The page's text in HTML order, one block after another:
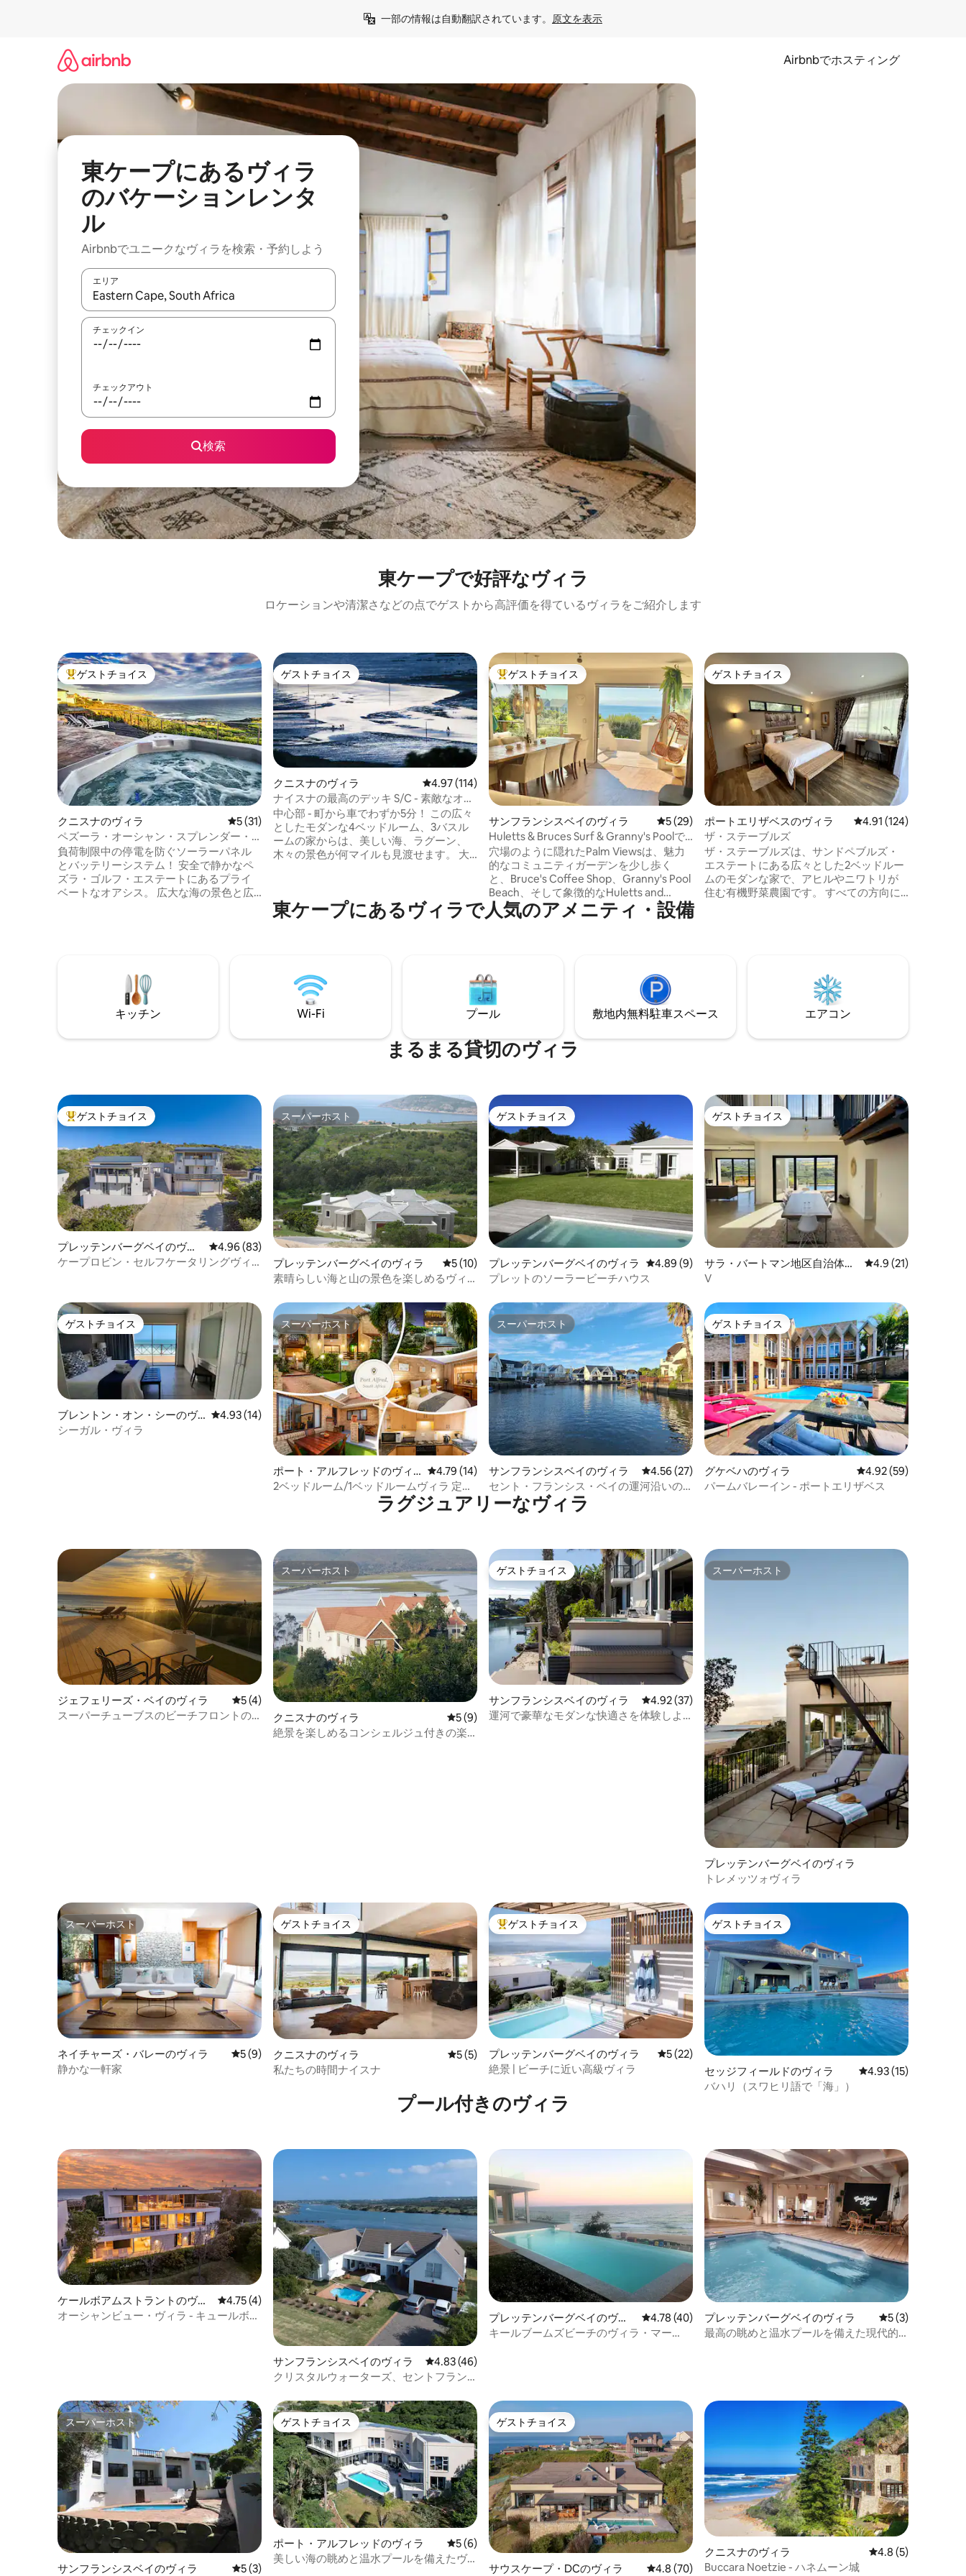
一部の情報は自動翻訳されています。 原文を表示
Airbnbでホスティング
東ケープにあるヴィラ
のバケーションレンタ
ル
Airbnbでユニークなヴィラを検索・予約しよう
エリア
検索結果が表示されたら、上下の矢印キーを使って移動するか、画面をタッチまたはスワイプして検索結果を確認することができます。
チェックイン
チェックアウト
検索
東ケープで好評なヴィラ
ロケーションや清潔さなどの点でゲストから高評価を得ているヴィラをご紹介します
大好評のゲストチョイスです。
ゲストチョイス
クニスナのヴィラ レビュー31件、5つ星中5つ星の平均評価
5 (31)
ペズーラ・オーシャン・スプレンダー・
ソーラー、オーシャンビューのラグジュ
アリーヴィラ
負荷制限中の停電を防ぐソーラーパネル
とバッテリーシステム！ 安全で静かなペ
ズラ・ゴルフ・エステートにあるプライ
ベートなオアシス。 広大な海の景色と広
き戸は、薪を燃やすブライ、屋外ダイニ
ング、ラウンジャーにつながり、下には
クジラやゴルファーを眺めることができ
ます。 日当たりの良いプライベートプー
ル、ラウンジチェア、ガスバーベキュー
グリルは、たまに強風が吹く日に最適で
ゲストチョイス
ゲストチョイス
クニスナのヴィラ レビュー114件、5つ星中4.97つ星の平均評価
4.97 (114)
ナイスナの最高のデッキ S/C - 素敵なオー
シャンビュー！
中心部 - 町から車でわずか5分！ この広々
としたモダンな4ベッドルーム、3バスル
ームの家からは、美しい海、ラグーン、
木々の景色が何マイルも見渡せます。 大
ツリーハウスにいるような気分になりま
す！豊かな鳥の生態：フィッシュイーグ
フコース、レジャーアイランド、ボラー
ドベイビーチ、有名なヘッズは5.5km先で
大好評のゲストチョイスです。
ゲストチョイス
サンフランシスベイのヴィラ レビュー29件、5つ星中5つ星の平均評価
5 (29)
Huletts & Bruces Surf & Granny's Poolで
パームビューを楽しもう
穴場のように隠れたPalm Viewsは、魅力
的なコミュニティガーデンを少し歩く
と、Bruce's Coffee Shop、Granny's Pool
Beach、そして象徴的なHuletts and
Bruces Beautiesのサーフスポットに行け
ます。 この地中海スタイルの家は、贅沢
スにつながっています。2つの広々とした
エンターテイメントデッキでは、屋外で
の食事と息をのむような海の景色を楽し
めます。完璧な海辺の隠れ家
ゲストチョイス
ゲストチョイス
ポートエリザベスのヴィラ レビュー124件、5つ
4.91 (124)
ザ・ステーブルズ
ザ・ステーブルズは、サンドペブルズ・
エステートにある広々とした2ベッドルー
ムのモダンな家で、アヒルやニワトリが
住む有機野菜農園です。 すべての方向に
整っており、まるで自宅のような居心地
を提供するように設計されています。 都
会の生活から遠く離れた、のどかな田舎
の環境をお楽しみください。
東ケープにあるヴィラで人気のアメニティ・設備
キッチン Wi-Fi プール 敷地内無料駐⁠車ス⁠ペ⁠ー⁠ス エアコン
まるまる貸切のヴィラ
大好評のゲストチョイスです。
ゲストチョイス
プレッテンバーグベイのヴィ
ラ
レビュー83件、5つ星中4.96つ星の平均評価
4.96 (83)
ケープロビン・セルフケータリングヴィ
スーパーホスト
スーパーホスト
プレッテンバーグベイのヴィラ レビュー10件、5つ星中5つ星の平均評価
5 (10)
素晴らしい海と山の景色を楽しめるヴィ
ゲストチョイス
ゲストチョイス
プレッテンバーグベイのヴィラ レビュー9件、5つ星中4.89つ星の平均評価
4.89 (9)
プレットのソーラービーチハウス
ゲストチョイス
ゲストチョイス
サラ・バートマン地区自治体の
ヴィラ
レビュー21件、5つ
4.9 (21)
V
ゲストチョイス
ゲストチョイス
ブレントン・オン・シーのヴ
ィラ
レビュー14件、5つ星中4.93つ星の平均評価
4.93 (14)
シーガル・ヴィラ
スーパーホスト
スーパーホスト
ポート・アルフレッドのヴィ
ラ
レビュー14件、5つ星中4.79つ星の平均評価
4.79 (14)
2ベッドルーム/1ベッドルームヴィラ 定員
4名 バーベキュー 近くのビーチ | 駐車場
スーパーホスト
スーパーホスト
サンフランシスベイのヴィラ レビュー27件、5つ星中4.56つ星の平均評価
4.56 (27)
セント・フランシス・ベイの運河沿いの
家、ヘロン・チェイス
ゲストチョイス
ゲストチョイス
グケベハのヴィラ レビュー59件、5つ星
4.92 (59)
パームバレーイン - ポートエリザベス
ラグジュアリーなヴィラ
ジェフェリーズ・ベイのヴィラ レビュー4件、5つ星中5つ星の平均評価
5 (4)
スーパーチューブスのビーチフロントの
スーパーホスト
スーパーホスト
クニスナのヴィラ レビュー9件、5つ星中5つ星の平均評価
5 (9)
絶景を楽しめるコンシェルジュ付きの楽
ゲストチョイス
ゲストチョイス
サンフランシスベイのヴィラ レビュー37件、5つ星中4.92つ星の平均評価
4.92 (37)
運河で豪華なモダンな快適さを体験しよ
スーパーホスト
スーパーホスト
プレッテンバーグベイのヴィラ
トレメッツォヴィラ
スーパーホスト
スーパーホスト
ネイチャーズ・バレーのヴィラ レビュー9件、5つ星中5つ星の平均評価
5 (9)
静かな一軒家
ゲストチョイス
ゲストチョイス
クニスナのヴィラ レビュー5件、5つ星中5つ星の平均評価
5 (5)
私たちの時間ナイスナ
大好評のゲストチョイスです。
ゲストチョイス
プレッテンバーグベイのヴィラ レビュー22件、5つ星中5つ星の平均評価
5 (22)
絶景 | ビーチに近い高級ヴィラ
ゲストチョイス
ゲストチョイス
セッジフィールドのヴィラ レビュー15件、5つ
4.93 (15)
バハリ（スワヒリ語で「海」）
プール付きのヴィラ
ケールボアムストラントのヴィ
ラ
レビュー4件、5つ星中4.75つ星の平均評価
4.75 (4)
オーシャンビュー・ヴィラ - キュールボム
サンフランシスベイのヴィラ レビュー46件、5つ星中4.83つ星の平均評価
4.83 (46)
クリスタルウォーターズ、セントフラン
プレッテンバーグベイのヴィ
ラ
レビュー40件、5つ星中4.78つ星の平均評価
4.78 (40)
キールブームズビーチのヴィラ・マー
プレッテンバーグベイのヴィラ レビュー3件、5
5 (3)
最高の眺めと温水プールを備えた現代的
スーパーホスト
スーパーホスト
サンフランシスベイのヴィラ レビュー3件、5つ星中5つ星の平均評価
5 (3)
ゲストチョイス
ゲストチョイス
ポート・アルフレッドのヴィラ レビュー6件、5つ星中5つ星の平均評価
5 (6)
美しい海の眺めと温水プールを備えたヴ
ゲストチョイス
ゲストチョイス
サウスケープ・DCのヴィラ レビュー70件、5つ星中4.8つ星の平均評価
4.8 (70)
クニスナのヴィラ レビュー5件、5つ
4.8 (5)
Buccara Noetzie - ハネムーン城